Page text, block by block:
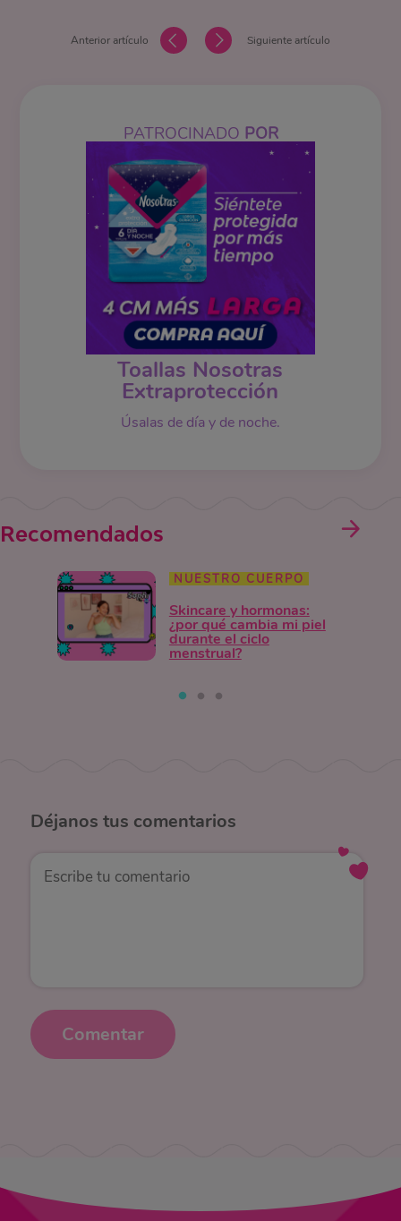
Anterior artículo Siguiente artículo
PATROCINADO POR
Toallas Nosotras
Extraprotección
Úsalas de día y de noche.
Recomendados
NUESTRO CUERPO
Skincare y hormonas:
¿por qué cambia mi piel
durante el ciclo
menstrual?
Déjanos tus comentarios
Comentar